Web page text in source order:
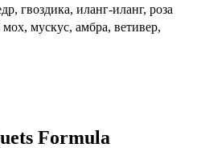
гвоздика, иланг-иланг, роза
мускус, амбра, ветивер,
Formula